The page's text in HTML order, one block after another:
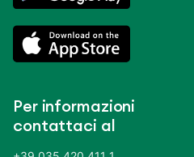
Per informazioni
contattaci al